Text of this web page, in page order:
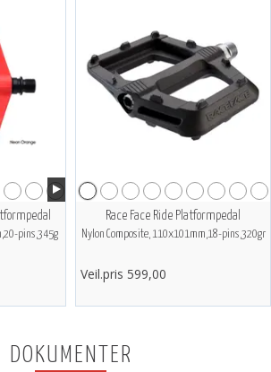
pins,345g
Race Face Ride Platformpedal
Nylon Composite, 110x101mm,18-pins,320gr
Veil.pris 599,00
DOKUMENTER